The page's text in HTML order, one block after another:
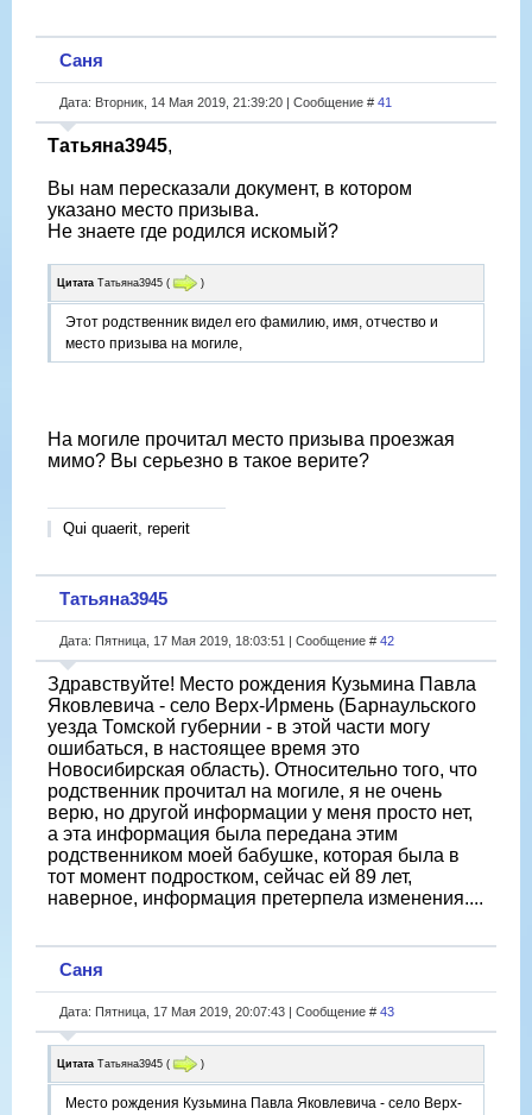
Саня
Дата: Вторник, 14 Мая 2019, 21:39:20 | Сообщение # 41
Татьяна3945,
Вы нам пересказали документ, в котором
указано место призыва.
Не знаете где родился искомый?
Цитата Татьяна3945 ( )
Этот родственник видел его фамилию, имя, отчество и
место призыва на могиле,
На могиле прочитал место призыва проезжая
мимо? Вы серьезно в такое верите?
Qui quaerit, reperit
Татьяна3945
Дата: Пятница, 17 Мая 2019, 18:03:51 | Сообщение # 42
Здравствуйте! Место рождения Кузьмина Павла
Яковлевича - село Верх-Ирмень (Барнаульского
уезда Томской губернии - в этой части могу
ошибаться, в настоящее время это
Новосибирская область). Относительно того, что
родственник прочитал на могиле, я не очень
верю, но другой информации у меня просто нет,
а эта информация была передана этим
родственником моей бабушке, которая была в
тот момент подростком, сейчас ей 89 лет,
наверное, информация претерпела изменения....
Саня
Дата: Пятница, 17 Мая 2019, 20:07:43 | Сообщение # 43
Цитата Татьяна3945 ( )
Место рождения Кузьмина Павла Яковлевича - село Верх-